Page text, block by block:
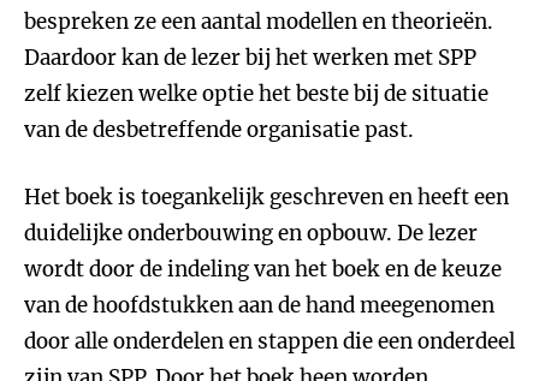
bespreken ze een aantal modellen en theorieën.
Daardoor kan de lezer bij het werken met SPP
zelf kiezen welke optie het beste bij de situatie
van de desbetreffende organisatie past.
Het boek is toegankelijk geschreven en heeft een
duidelijke onderbouwing en opbouw. De lezer
wordt door de indeling van het boek en de keuze
van de hoofdstukken aan de hand meegenomen
door alle onderdelen en stappen die een onderdeel